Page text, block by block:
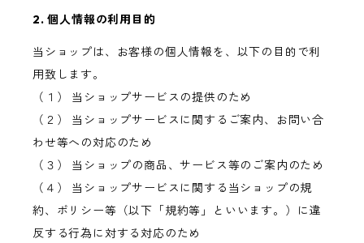
2. 個人情報の利用目的
当ショップは、お客様の個人情報を、以下の目的で利
用致します。
（１） 当ショップサービスの提供のため
（２） 当ショップサービスに関するご案内、お問い合
わせ等への対応のため
（３） 当ショップの商品、サービス等のご案内のため
（４） 当ショップサービスに関する当ショップの規
約、ポリシー等（以下「規約等」といいます。）に違
反する行為に対する対応のため